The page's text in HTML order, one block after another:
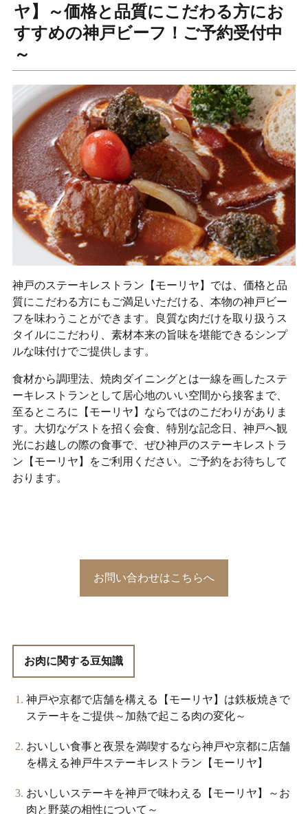
ヤ】～価格と品質にこだわる方にお
すすめの神戸ビーフ！ご予約受付中
～
神戸のステーキレストラン【モーリヤ】では、価格と品
質にこだわる方にもご満足いただける、本物の神戸ビー
フを味わうことができます。良質な肉だけを取り扱うス
タイルにこだわり、素材本来の旨味を堪能できるシンプ
ルな味付けでご提供します。
食材から調理法、焼肉ダイニングとは一線を画したステ
ーキレストランとして居心地のいい空間から接客まで、
至るところに【モーリヤ】ならではのこだわりがありま
す。大切なゲストを招く会食、特別な記念日、神戸へ観
光にお越しの際の食事で、ぜひ神戸のステーキレストラ
ン【モーリヤ】をご利用ください。ご予約をお待ちして
おります。
お問い合わせはこちらへ
お肉に関する豆知識
神戸や京都で店舗を構える【モーリヤ】は鉄板焼きで
ステーキをご提供～加熱で起こる肉の変化～
おいしい食事と夜景を満喫するなら神戸や京都に店舗
を構える神戸牛ステーキレストラン【モーリヤ】
おいしいステーキを神戸で味わえる【モーリヤ】～お
肉と野菜の相性について～